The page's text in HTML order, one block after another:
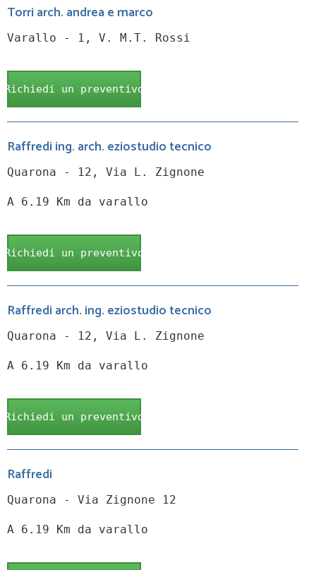
Torri arch. andrea e marco
Varallo - 1, V. M.T. Rossi
Richiedi un preventivo
Raffredi ing. arch. eziostudio tecnico
Quarona - 12, Via L. Zignone
A 6.19 Km da varallo
Richiedi un preventivo
Raffredi arch. ing. eziostudio tecnico
Quarona - 12, Via L. Zignone
A 6.19 Km da varallo
Richiedi un preventivo
Raffredi
Quarona - Via Zignone 12
A 6.19 Km da varallo